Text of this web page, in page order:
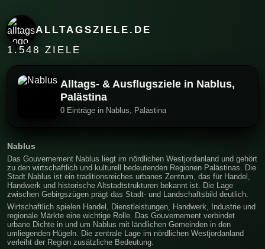
ALLTAGSZIELE.DE
1.548 ZIELE
Alltags- & Ausflugsziele in Nablus,
Palästina
0 Einträge in Nablus, Palästina
Nablus
Das Gouvernement Nablus liegt im nördlichen Westjordanland und gehört
zu den wirtschaftlich und kulturell bedeutenden Regionen Palästinas. Die
Stadt Nablus ist ein traditionsreiches urbanes Zentrum, das für Handel,
Handwerk und historische Altstadtstrukturen bekannt ist. Die Lage
zwischen Gebirgszügen prägt das Stadt- und Landschaftsbild deutlich.
Wirtschaftlich spielen Handel, Dienstleistungen, Handwerk, Industrie und
regionale Märkte eine wichtige Rolle. Das Gouvernement verbindet
urbane Dichte in und um Nablus mit ländlichen Gemeinden in den
umliegenden Hügeln. Die zentrale Lage im nördlichen Westjordanland
verleiht der Region zusätzliche Bedeutung.